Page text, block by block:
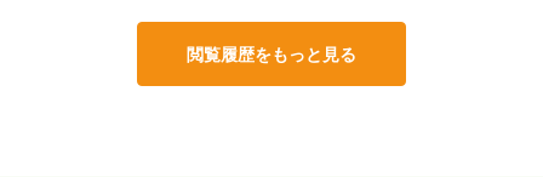
閲覧履歴をもっと見る